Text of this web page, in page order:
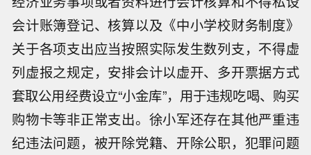
会计账簿登记、核算以及《中小学校财务制度》
关于各项支出应当按照实际发生数列支，不得虚
列虚报之规定，安排会计以虚开、多开票据方式
套取公用经费设立“小金库”，用于违规吃喝、购买
购物卡等非正常支出。徐小军还存在其他严重违
纪违法问题，被开除党籍、开除公职，犯罪问题